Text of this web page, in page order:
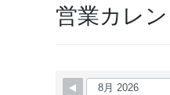
営業カレ